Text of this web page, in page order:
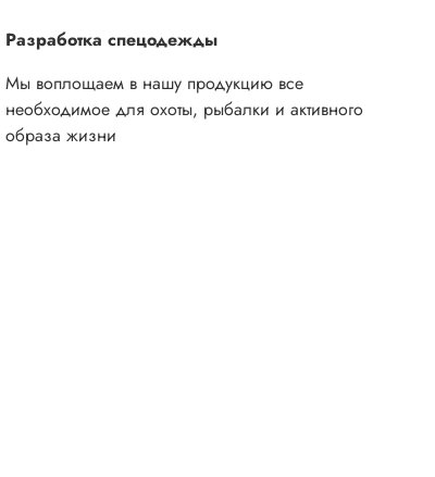
Разработка спецодежды
Мы воплощаем в нашу продукцию все
необходимое для охоты, рыбалки и активного
образа жизни